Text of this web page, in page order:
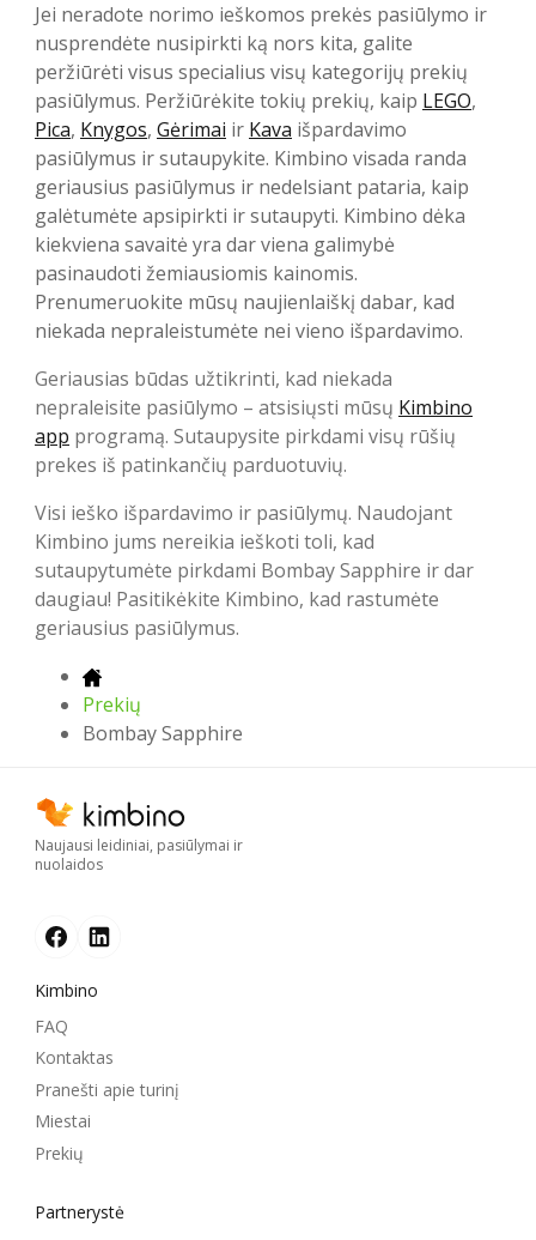
Jei neradote norimo ieškomos prekės pasiūlymo ir
nusprendėte nusipirkti ką nors kita, galite
peržiūrėti visus specialius visų kategorijų prekių
pasiūlymus. Peržiūrėkite tokių prekių, kaip LEGO,
Pica, Knygos, Gėrimai ir Kava išpardavimo
pasiūlymus ir sutaupykite. Kimbino visada randa
geriausius pasiūlymus ir nedelsiant pataria, kaip
galėtumėte apsipirkti ir sutaupyti. Kimbino dėka
kiekviena savaitė yra dar viena galimybė
pasinaudoti žemiausiomis kainomis.
Prenumeruokite mūsų naujienlaiškį dabar, kad
niekada nepraleistumėte nei vieno išpardavimo.
Geriausias būdas užtikrinti, kad niekada
nepraleisite pasiūlymo – atsisiųsti mūsų Kimbino
app programą. Sutaupysite pirkdami visų rūšių
prekes iš patinkančių parduotuvių.
Visi ieško išpardavimo ir pasiūlymų. Naudojant
Kimbino jums nereikia ieškoti toli, kad
sutaupytumėte pirkdami Bombay Sapphire ir dar
daugiau! Pasitikėkite Kimbino, kad rastumėte
geriausius pasiūlymus.
Prekių
Bombay Sapphire
Naujausi leidiniai, pasiūlymai ir
nuolaidos
Kimbino
FAQ
Kontaktas
Pranešti apie turinį
Miestai
Prekių
Partnerystė